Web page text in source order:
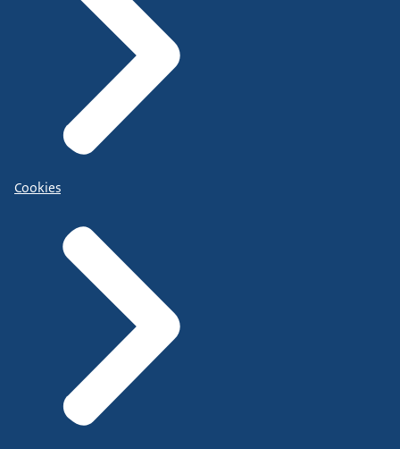
Cookies